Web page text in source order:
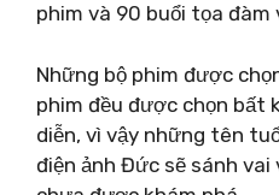
phim và 90 buổi tọa đàm
Những bộ phim được
phim đều được chọn bất
diễn, vì vậy những tên
điện ảnh Đức sẽ sánh